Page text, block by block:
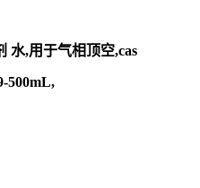
水,用于气相顶空,cas
500mL,